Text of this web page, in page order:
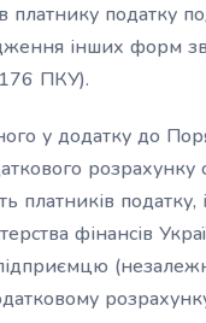
платнику податку
інших форм
176 ПКУ).
у додатку до
розрахунку
платників
фінансів